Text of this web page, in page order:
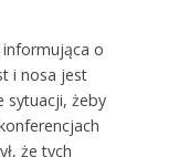
informująca o
i nosa jest
sytuacji, żeby
że tych